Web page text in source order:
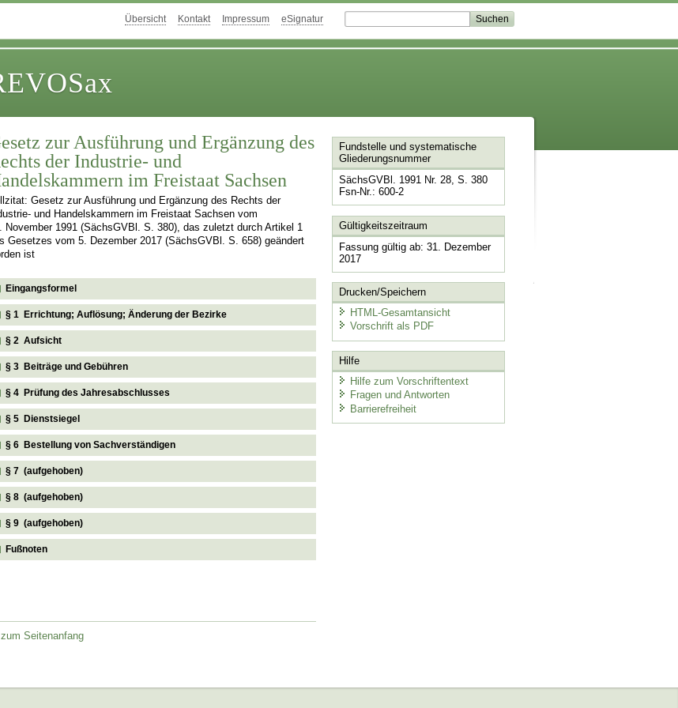
Übersicht Kontakt Impressum eSignatur
zur Ausführung und Ergänzung des
der Industrie- und
im Freistaat Sachsen
Gesetz zur Ausführung und Ergänzung des Rechts der
und Handelskammern im Freistaat Sachsen vom
November 1991 (SächsGVBl. S. 380), das zuletzt durch Artikel 1
Gesetzes vom 5. Dezember 2017 (SächsGVBl. S. 658) geändert
ist
Eingangsformel
§ 1 Errichtung; Auflösung; Änderung der Bezirke
§ 2 Aufsicht
§ 3 Beiträge und Gebühren
§ 4 Prüfung des Jahresabschlusses
§ 5 Dienstsiegel
§ 6 Bestellung von Sachverständigen
§ 7 (aufgehoben)
§ 8 (aufgehoben)
§ 9 (aufgehoben)
Fußnoten
zum Seitenanfang
Fundstelle und systematische
Gliederungsnummer
SächsGVBl. 1991 Nr. 28, S. 380
Fsn-Nr.: 600-2
Gültigkeitszeitraum
Fassung gültig ab: 31. Dezember
2017
Drucken/Speichern
HTML-Gesamtansicht
Vorschrift als PDF
Hilfe
Hilfe zum Vorschriftentext
Fragen und Antworten
Barrierefreiheit